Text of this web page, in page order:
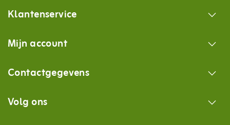
Klantenservice
Mijn account
Contactgegevens
Volg ons